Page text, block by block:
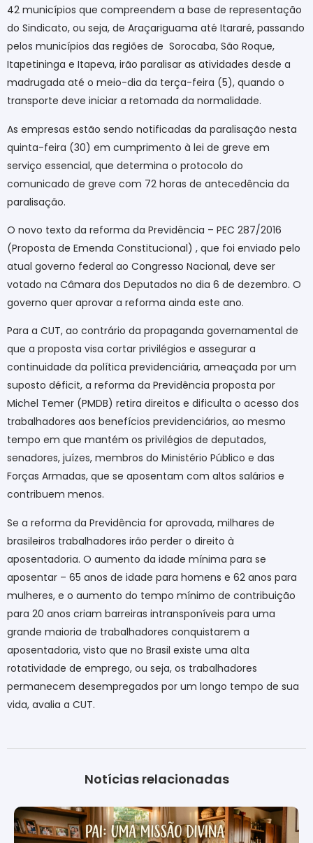
42 municípios que compreendem a base de representação
do Sindicato, ou seja, de Araçariguama até Itararé, passando
pelos municípios das regiões de Sorocaba, São Roque,
Itapetininga e Itapeva, irão paralisar as atividades desde a
madrugada até o meio-dia da terça-feira (5), quando o
transporte deve iniciar a retomada da normalidade.
As empresas estão sendo notificadas da paralisação nesta
quinta-feira (30) em cumprimento à lei de greve em
serviço essencial, que determina o protocolo do
comunicado de greve com 72 horas de antecedência da
paralisação.
O novo texto da reforma da Previdência – PEC 287/2016
(Proposta de Emenda Constitucional) , que foi enviado pelo
atual governo federal ao Congresso Nacional, deve ser
votado na Câmara dos Deputados no dia 6 de dezembro. O
governo quer aprovar a reforma ainda este ano.
Para a CUT, ao contrário da propaganda governamental de
que a proposta visa cortar privilégios e assegurar a
continuidade da política previdenciária, ameaçada por um
suposto déficit, a reforma da Previdência proposta por
Michel Temer (PMDB) retira direitos e dificulta o acesso dos
trabalhadores aos benefícios previdenciários, ao mesmo
tempo em que mantém os privilégios de deputados,
senadores, juízes, membros do Ministério Público e das
Forças Armadas, que se aposentam com altos salários e
contribuem menos.
Se a reforma da Previdência for aprovada, milhares de
brasileiros trabalhadores irão perder o direito à
aposentadoria. O aumento da idade mínima para se
aposentar – 65 anos de idade para homens e 62 anos para
mulheres, e o aumento do tempo mínimo de contribuição
para 20 anos criam barreiras intransponíveis para uma
grande maioria de trabalhadores conquistarem a
aposentadoria, visto que no Brasil existe uma alta
rotatividade de emprego, ou seja, os trabalhadores
permanecem desempregados por um longo tempo de sua
vida, avalia a CUT.
Notícias relacionadas